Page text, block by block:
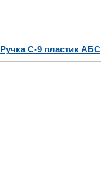
Ручка С-9 пластик АБС